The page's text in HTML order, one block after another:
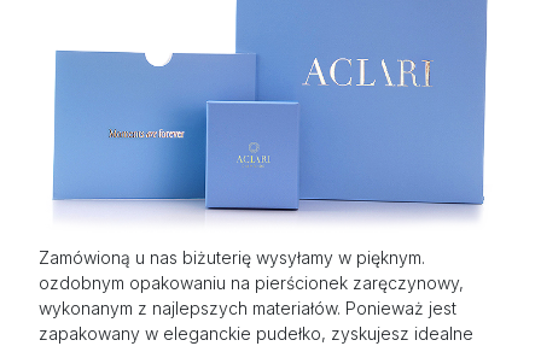
Zamówioną u nas biżuterię wysyłamy w pięknym.
ozdobnym opakowaniu na pierścionek zaręczynowy,
wykonanym z najlepszych materiałów. Ponieważ jest
zapakowany w eleganckie pudełko, zyskujesz idealne